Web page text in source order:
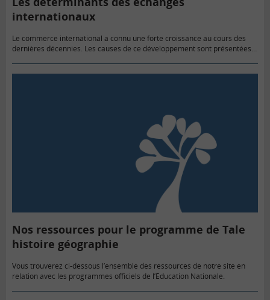
internationaux
Le commerce international a connu une forte croissance au cours des
dernières décennies. Les causes de ce développement sont présentées
Nos ressources pour le programme de Tale
histoire géographie
Vous trouverez ci-dessous l’ensemble des ressources de notre site en
relation avec les programmes officiels de l’Éducation Nationale.